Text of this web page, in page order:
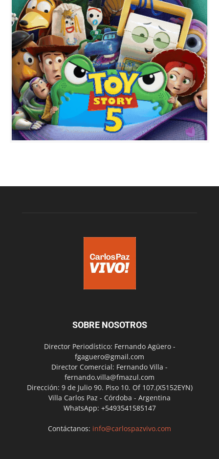
SOBRE NOSOTROS
Director Periodístico: Fernando Agüero -
fgaguero@gmail.com
Director Comercial: Fernando Villa -
fernando.villa@fmazul.com
Dirección: 9 de Julio 90. Piso 10. Of 107.(X5152EYN)
Villa Carlos Paz - Córdoba - Argentina
WhatsApp: +5493541585147
Contáctanos: info@carlospazvivo.com